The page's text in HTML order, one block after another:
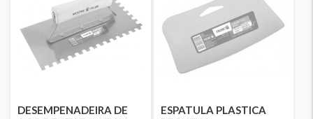
DESEMPENADEIRA DE
ESPATULA PLASTICA